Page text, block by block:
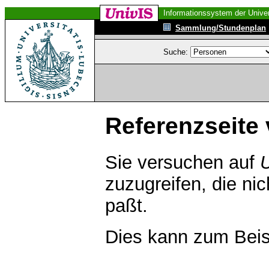
Informationssystem der
Sammlung/Stundenplan
Suche:
Referenzseite
Sie versuchen auf
zuzugreifen, die
paßt.
Dies kann zum